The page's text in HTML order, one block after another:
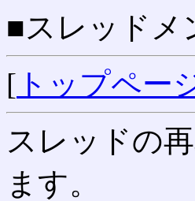
■スレッドメ
[ トップペー
スレッドの
ます。